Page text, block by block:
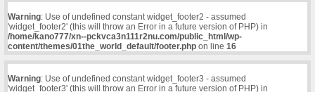
Warning: Use of undefined constant widget_footer2 - assumed
'widget_footer2' (this will throw an Error in a future version of PHP) in
/home/kano777/xn--pckvca3n111r2nu.com/public_html/wp-
content/themes/01the_world_default/footer.phpon line 16
Warning: Use of undefined constant widget_footer3 - assumed
'widget_footer3' (this will throw an Error in a future version of PHP) in